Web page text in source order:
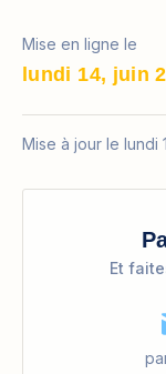
Mise en ligne le
lundi 14, juin
Mise à jour le lundi
Et